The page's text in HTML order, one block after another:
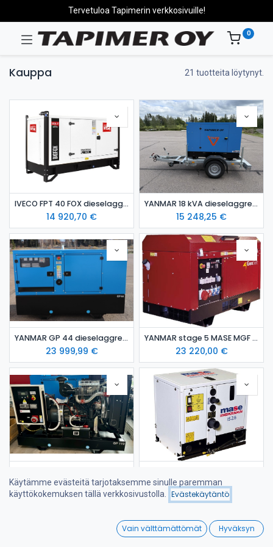
Viimeksi saapuneet
Wishlist
Tervetuloa Tapimerin verkkosivuille!
0
Kauppa 21 tuotteita löytynyt.
IVECO FPT 40 FOX dieselaggregaatti / varavoima-aggregaatti
14 920,70 €
YANMAR 18 kVA dieselaggregaatti kotelossa STAGE 5 hinattava
15 248,25 €
YANMAR GP 44 dieselaggregaatti Stage 5
23 999,99 €
YANMAR stage 5 MASE MGF 33 Y dieselaggregaatti
23 220,00 €
19 295,63€ 8 132,40€
Käytämme evästeitä tarjotaksemme sinulle paremman
käyttökokemuksen tällä verkkosivustolla.
Evästekäytäntö
Vain välttämättömät Hyväksyn